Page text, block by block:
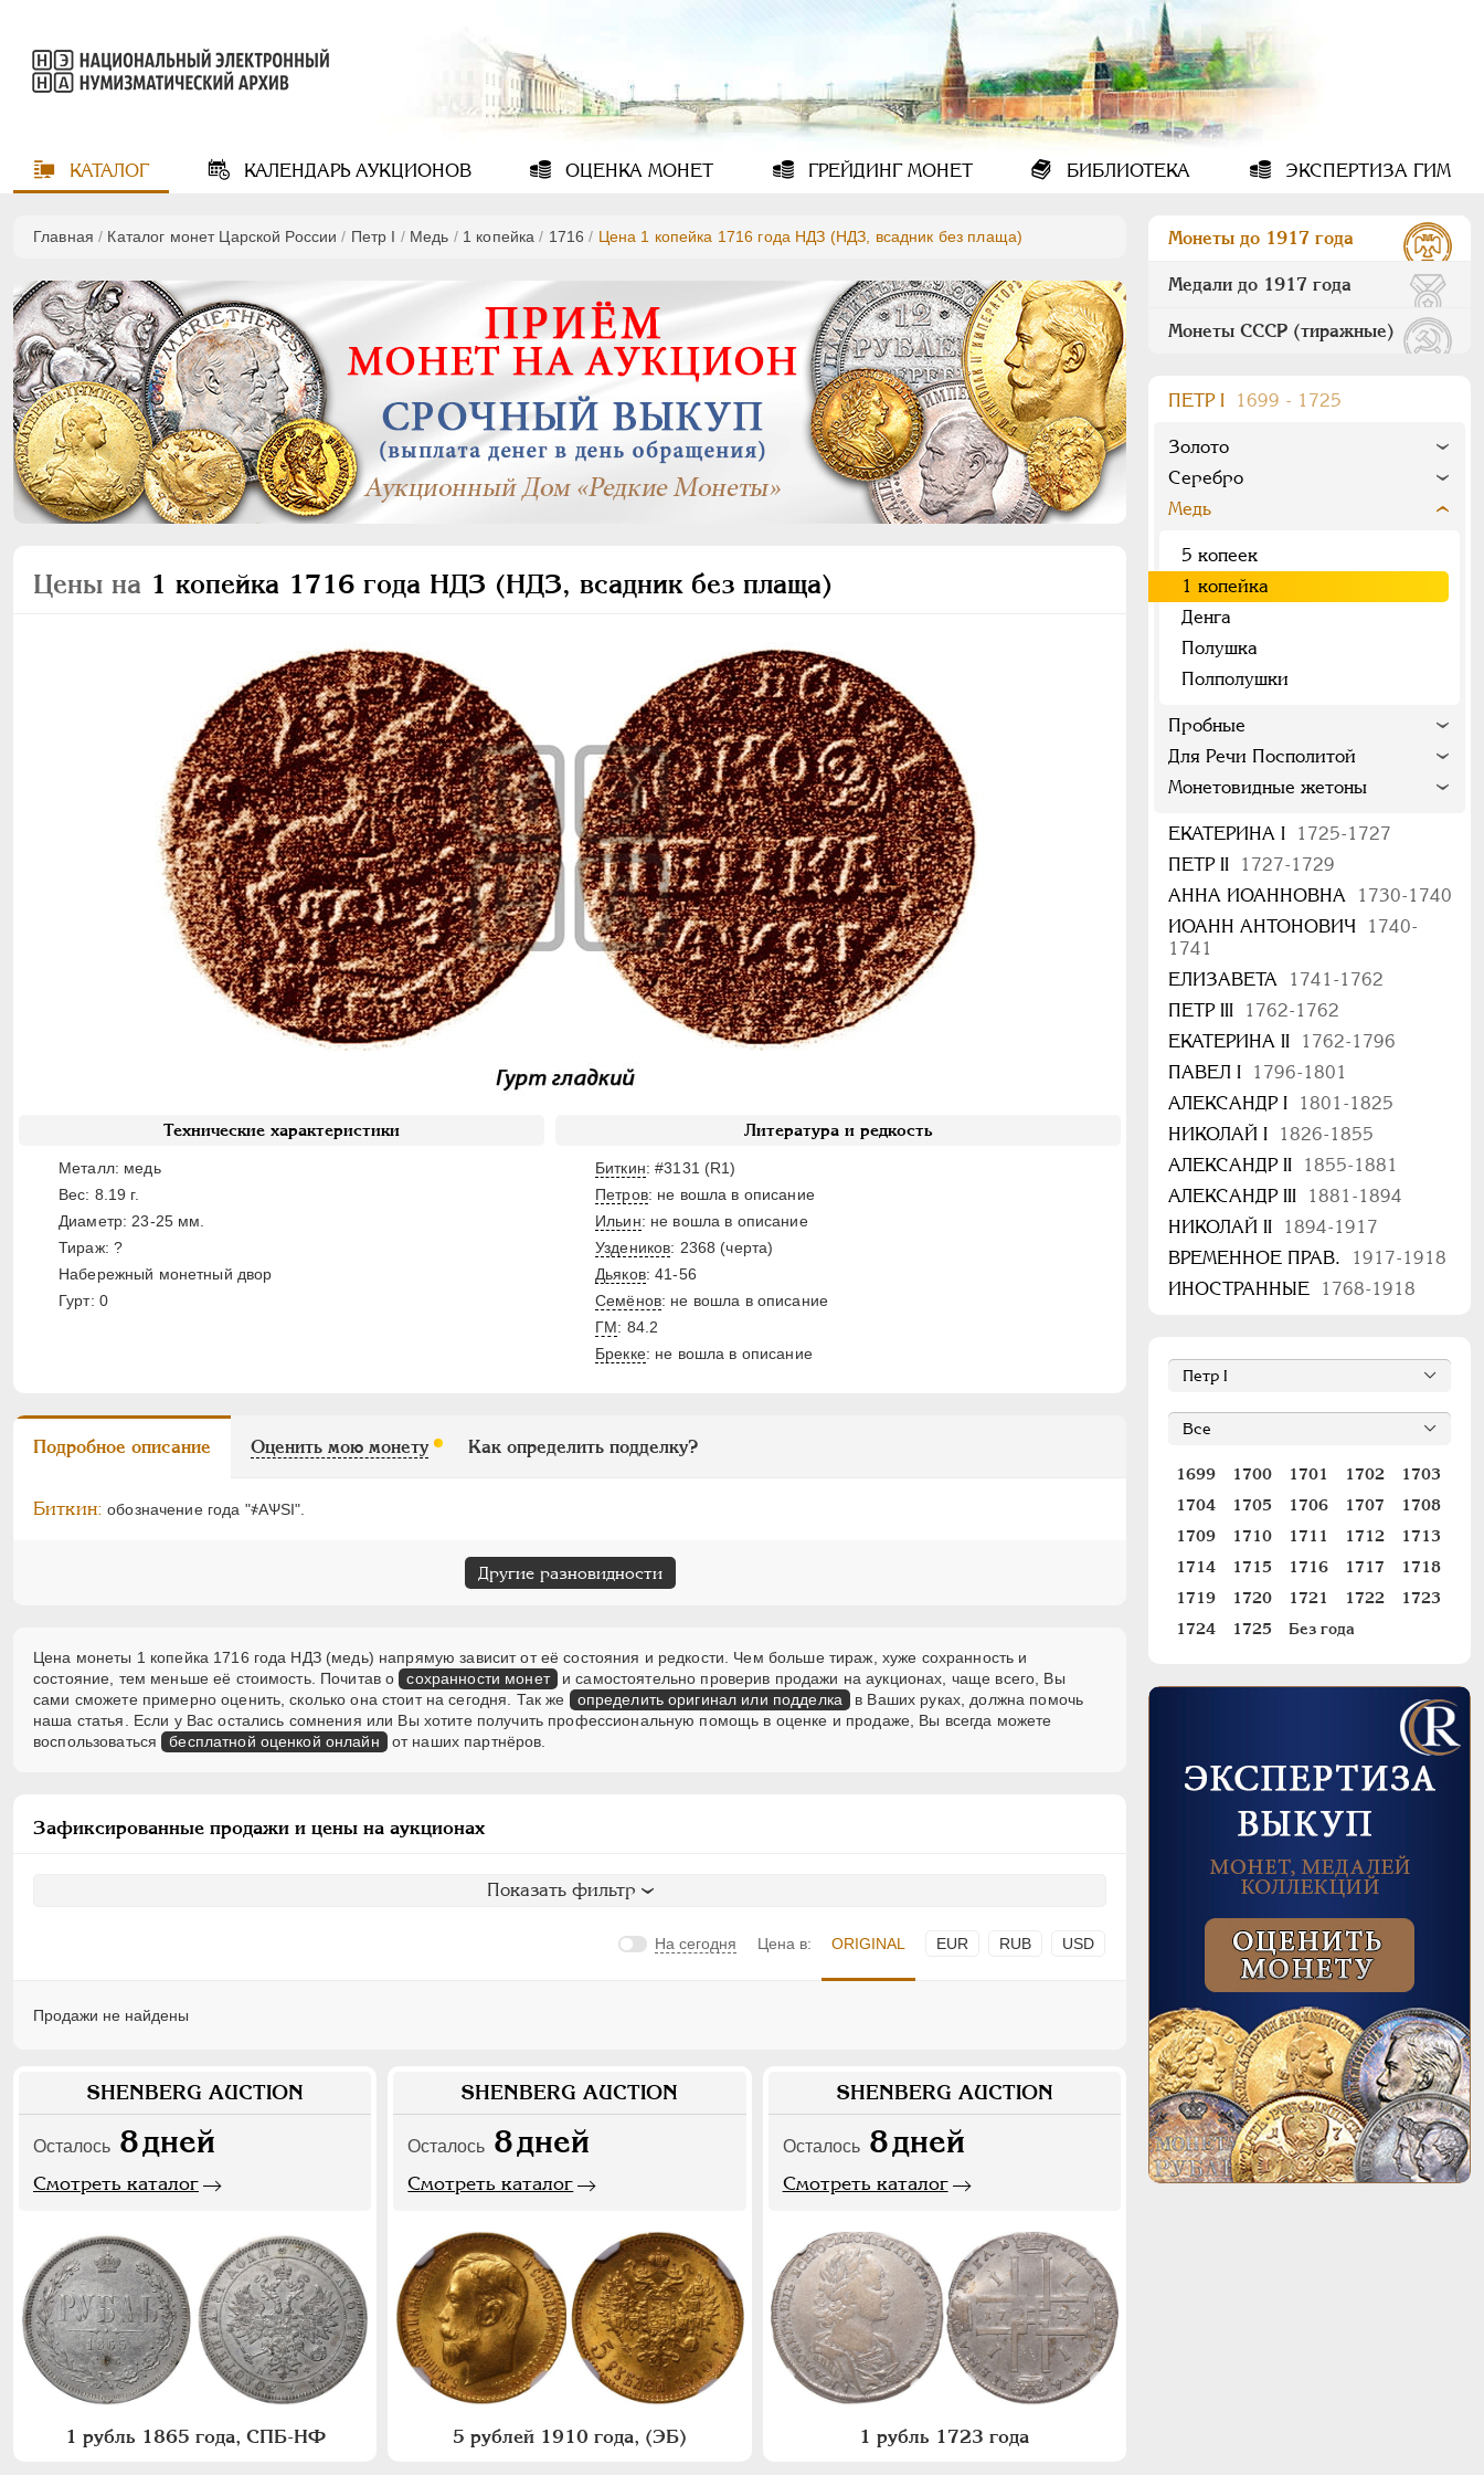
КАТАЛОГ КАЛЕНДАРЬАУКЦИОНОВ ОЦЕНКА МОНЕТ ГРЕЙДИНГМОНЕТ БИБЛИОТЕКА ЭКСПЕРТИЗА ГИМ
Главная / Каталог монет Царской России / Пeтр I / Медь / 1 копейка / 1716 / Цена 1 копейка 1716 года НДЗ (НДЗ, всадник без плаща)
Цены на 1 копейка 1716 года НДЗ (НДЗ, всадник без плаща)
Технические характеристики
Металл: медь
Вес: 8.19 г.
Диаметр: 23-25 мм.
Тираж: ?
Набережный монетный двор
Гурт: 0
Литература и редкость
Биткин: #3131 (R1)
Петров: не вошла в описание
Ильин: не вошла в описание
Уздеников: 2368 (черта)
Дьяков: 41-56
Семёнов: не вошла в описание
ГМ: 84.2
Брекке: не вошла в описание
Подробное описание Оценить мою монету Как определить подделку?
Биткин: обозначение года "҂АѰSI".
Другие разновидности
Цена монеты 1 копейка 1716 года НДЗ (медь) напрямую зависит от её состояния и редкости. Чем больше тираж, хуже сохранность и
состояние, тем меньше её стоимость. Почитав о сохранности монет и самостоятельно проверив продажи на аукционах, чаще всего, Вы
сами сможете примерно оценить, сколько она стоит на сегодня. Так же
определить оригинал или подделка
в Ваших руках, должна помочь
наша статья. Если у Вас остались сомнения или Вы хотите получить профессиональную помощь в оценке и продаже, Вы всегда можете
воспользоваться бесплатной оценкой онлайн от наших партнёров.
Зафиксированные продажи и цены на аукционах
Показать фильтр
На сегодня Цена в: ORIGINAL EUR RUB USD
Продажи не найдены
SHENBERG AUCTION
Осталось 8дней
Смотреть каталог
1 рубль 1865 года, СПБ-НФ
SHENBERG AUCTION
Осталось 8дней
Смотреть каталог
5 рублей 1910 года, (ЭБ)
SHENBERG AUCTION
Осталось 8дней
Смотреть каталог
1 рубль 1723 года
Монеты до 1917 года
Медали до 1917 года
Монеты СССР (тиражные)
ПEТР I 1699 - 1725
Золото
Серебро
Медь
5 копеек
1 копейка
Денга
Полушка
Полполушки
Пробные
Для Речи Посполитой
Монетовидные жетоны
ЕКАТЕРИНА I
1725-1727
ПЕТР II
1727-1729
АННА ИОАННОВНА
1730-1740
ИОАНН АНТОНОВИЧ
1740-
1741
ЕЛИЗАВЕТА
1741-1762
ПЕТР III
1762-1762
ЕКАТЕРИНА II
1762-1796
ПАВЕЛ I
1796-1801
АЛЕКСАНДР I
1801-1825
НИКОЛАЙ I
1826-1855
АЛЕКСАНДР II
1855-1881
АЛЕКСАНДР III
1881-1894
НИКОЛАЙ II
1894-1917
ВРЕМЕННОЕ ПРАВ.
1917-1918
ИНОСТРАННЫЕ
1768-1918
1699 1700 1701 1702
1703
1704
1705 1706 1707
1708
1709
1710 1711 1712
1713
1714
1715 1716 1717
1718
1719
1720 1721 1722
1723
1724
1725 Без года